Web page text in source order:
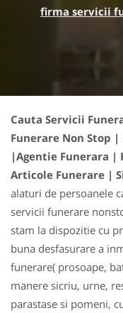
firma servicii
Cauta Servicii
Funerare Non Stop |
|Agentie Funerara
Articole Funerare |
alaturi de persoanele
servicii funerare
stam la dispozitie cu
buna desfasurare a
funerare( prosoape,
manere sicriu, urne,
parastase si pomeni,